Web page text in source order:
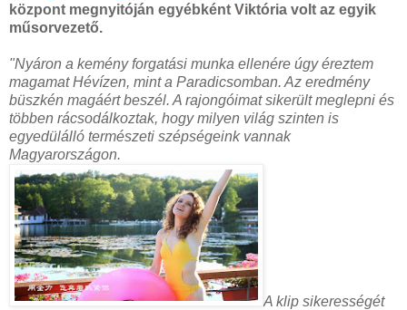
központ megnyitóján egyébként Viktória volt az egyik
műsorvezető.
"Nyáron a kemény forgatási munka ellenére úgy éreztem
magamat Hévízen, mint a Paradicsomban. Az eredmény
büszkén magáért beszél. A rajongóimat sikerült meglepni és
többen rácsodálkoztak, hogy milyen világ szinten is
egyedülálló természeti szépségeink vannak
Magyarországon.
A klip sikerességét